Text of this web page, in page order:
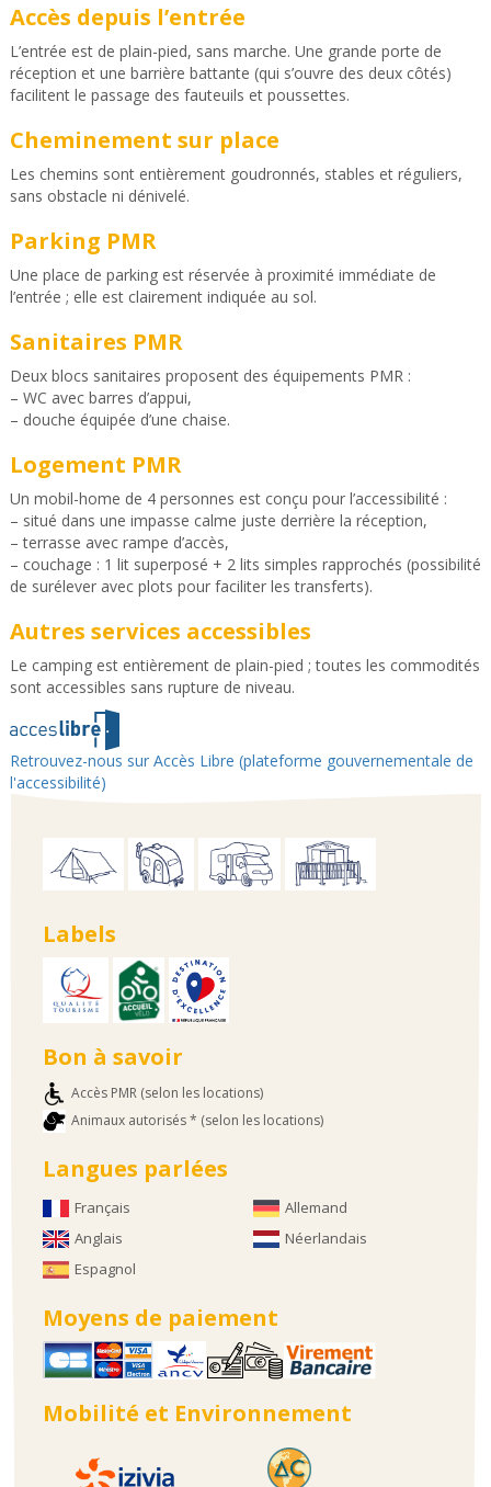
Accès depuis l’entrée
L’entrée est de plain-pied, sans marche. Une grande porte de
réception et une barrière battante (qui s’ouvre des deux côtés)
facilitent le passage des fauteuils et poussettes.
Cheminement sur place
Les chemins sont entièrement goudronnés, stables et réguliers,
sans obstacle ni dénivelé.
Parking PMR
Une place de parking est réservée à proximité immédiate de
l’entrée ; elle est clairement indiquée au sol.
Sanitaires PMR
Deux blocs sanitaires proposent des équipements PMR :
– WC avec barres d’appui,
– douche équipée d’une chaise.
Logement PMR
Un mobil-home de 4 personnes est conçu pour l’accessibilité :
– situé dans une impasse calme juste derrière la réception,
– terrasse avec rampe d’accès,
– couchage : 1 lit superposé + 2 lits simples rapprochés (possibilité
de surélever avec plots pour faciliter les transferts).
Autres services accessibles
Le camping est entièrement de plain-pied ; toutes les commodités
sont accessibles sans rupture de niveau.
Retrouvez-nous sur Accès Libre (plateforme gouvernementale de
l'accessibilité)
Labels
Bon à savoir
Accès PMR (selon les locations)
Animaux autorisés * (selon les locations)
Langues parlées
Français
Anglais
Espagnol
Allemand
Néerlandais
Moyens de paiement
Mobilité et Environnement